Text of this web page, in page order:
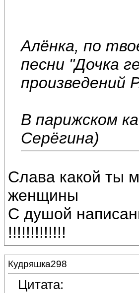
Алёнка, по
песни "Дочка
произведений
В парижском
Серёгина)
Слава какой ты
женщины
С душой
!!!!!!!!!!!!!
Кудряшка298
Цитата: